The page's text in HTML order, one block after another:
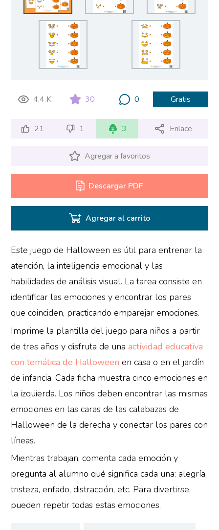
4.4 K 30 0 Gratis
21 1 3 Enlace
Agregar a favoritos
Descargar PDF
Agregar al carrito
Este juego de Halloween es útil para entrenar la
atención, la inteligencia emocional y las
habilidades de análisis visual. La tarea consiste en
identificar las emociones y encontrar los pares
que coinciden, practicando emparejar emociones.
Imprime la plantilla del juego para niños a partir
de tres años y disfruta de unaactividad educativa
con temática de Halloween en casa o en el jardín
de infancia. Cada ficha muestra cinco emociones en
la izquierda. Los niños deben encontrar las mismas
emociones en las caras de las calabazas de
Halloween de la derecha y conectar los pares con
líneas.
Mientras trabajan, comenta cada emoción y
pregunta al alumno qué significa cada una: alegría,
tristeza, enfado, distracción, etc. Para divertirse,
pueden repetir todas estas emociones.